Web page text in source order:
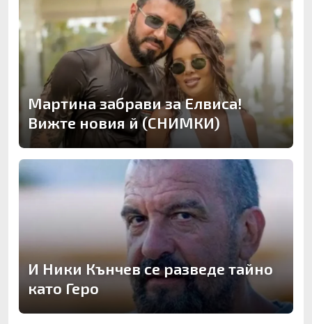
Мартина забрави за Елвиса!
Вижте новия й (СНИМКИ)
И Ники Кънчев се разведе тайно
като Геро